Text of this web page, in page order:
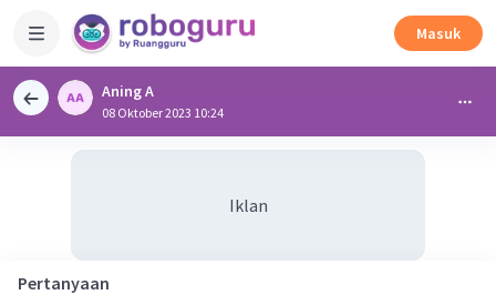
Masuk
Aning A
08 Oktober 2023 10:24
Iklan
Pertanyaan